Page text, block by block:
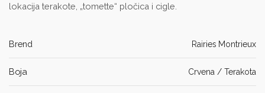
lokacija terakote, „tomette“ pločica i cigle.
Brend Rairies Montrieux
Boja Crvena / Terakota